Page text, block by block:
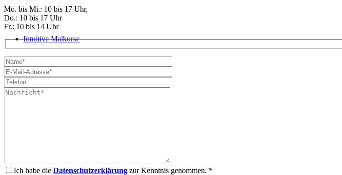
Intuitive Malkurse
Mo. bis Mi.: 10 bis 17 Uhr,
Do.: 10 bis 17 Uhr
Fr.: 10 bis 14 Uhr
Ich habe die Datenschutzerklärung zur Kenntnis genommen. *